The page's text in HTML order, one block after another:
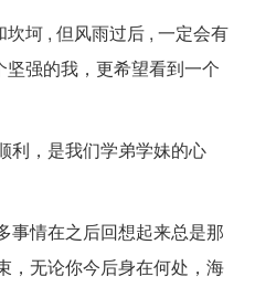
坷 , 但风雨过后 , 一定会有
强的我，更希望看到一个
利，是我们学弟学妹的心
事情在之后回想起来总是那
，无论你今后身在何处，海